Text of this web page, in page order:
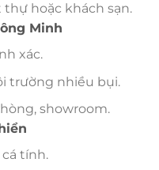
hoặc khách sạn.
Minh
xác.
trường nhiều bụi.
showroom.
tính.